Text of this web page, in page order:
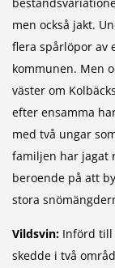
men också jakt.
flera spårlöpor av
kommunen. Men
väster om
efter ensamma
med två ungar
familjen har jagat
beroende på att
stora
Vildsvin: Införd till
skedde i två